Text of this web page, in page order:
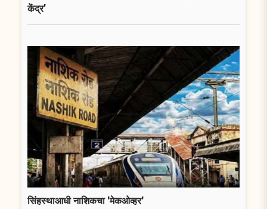
केंद्र’
सिंहस्थाआधी नाशिकचा 'मेकओव्हर'